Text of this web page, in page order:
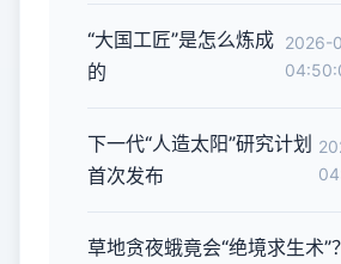
“大国工匠”是怎么炼成
的
2026-
下一代“人造太阳”研究计划
首次发布
草地贪夜蛾竟会“绝境求生术”？